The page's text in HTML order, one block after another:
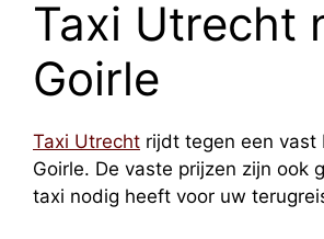
Taxi Utrecht
Goirle
Taxi Utrecht rijdt tegen een vast
Goirle. De vaste prijzen zijn ook
taxi nodig heeft voor uw